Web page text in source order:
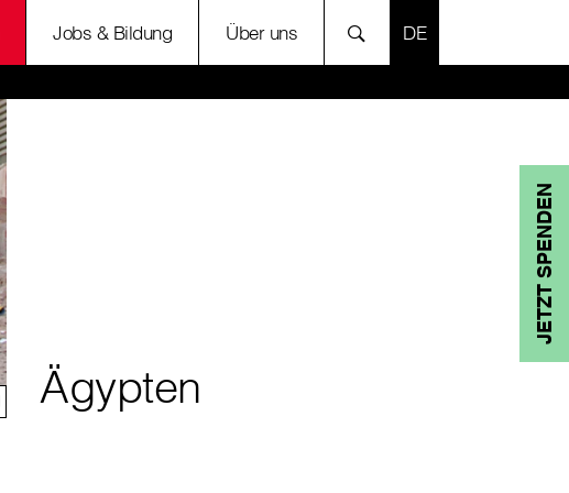
Jobs & Bildung Über uns SPRACHE
JETZT SPENDEN
Ägypten